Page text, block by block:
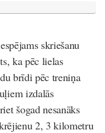
skriešanu
ka pēc lielas
brīdi pēc treniņa
izdalās
šogad nesanāks
2, 3 kilometru